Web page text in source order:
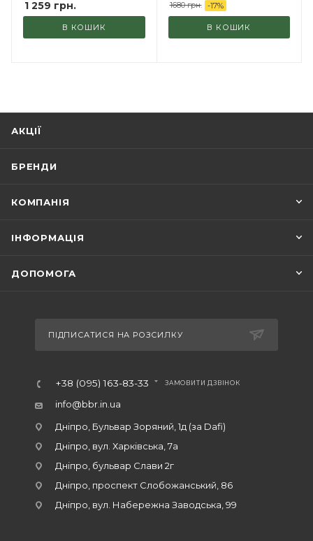
1 259 грн.
В КОШИК
1680 грн. -17%
В КОШИК
АКЦІЇ
БРЕНДИ
КОМПАНІЯ
ІНФОРМАЦІЯ
ДОПОМОГА
ПІДПИСАТИСЯ НА РОЗСИЛКУ
+38 (095) 163-83-33 ЗАМОВИТИ ДЗВІНОК
info@bbr.in.ua
Дніпро, Бульвар Зоряний, 1д (за Dafi)
Дніпро, вул. Харківська, 7а
Дніпро, бульвар Слави 2г
Дніпро, проспект Слобожанський, 86
Дніпро, вул. Набережна Заводська, 99